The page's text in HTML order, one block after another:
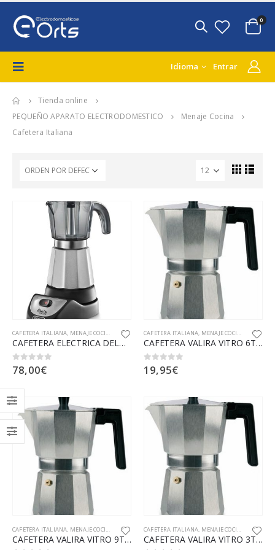
0
Idioma Entrar
Tienda online
PEQUEÑO APARATO ELECTRODOMESTICO
Menaje Cocina
Cafetera Italiana
CAFETERA ITALIANA, MENAJE COCINA PEQUEÑO APARATO ELECTRODOMESTICO
CAFETERA ELECTRICA DELONGHI EMKM6 6TZ ALICIA
0out of 5
78,00€
CAFETERA ITALIANA, MENAJE COCINA
CAFETERA VALIRA VITRO 6TZ 3106
0 out of 5
19,95€
CAFETERA ITALIANA, MENAJE COCINA PEQUEÑO APARATO ELECTRODOMESTICO
CAFETERA VALIRA VITRO 9TZ 3109
CAFETERA ITALIANA, MENAJE COCINA
CAFETERA VALIRA VITRO 3TZ 3103